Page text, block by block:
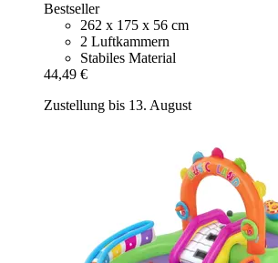
Bestseller
262 x 175 x 56 cm
2 Luftkammern
Stabiles Material
44,49 €
Zustellung bis 13. August